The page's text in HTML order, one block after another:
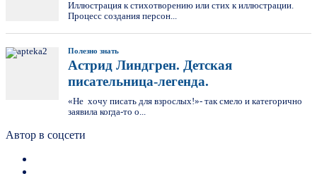
Иллюстрация к стихотворению или стих к иллюстрации.
Процесс создания персон...
Полезно знать
Астрид Линдгрен. Детская
писательница-легенда.
«Не хочу писать для взрослых!»- так смело и категорично
заявила когда-то о...
Автор в соцсети